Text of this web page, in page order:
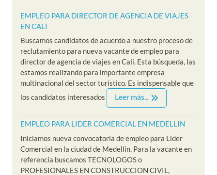
EMPLEO PARA DIRECTOR DE AGENCIA DE VIAJES
EN CALI
Buscamos candidatos de acuerdo a nuestro proceso de
reclutamiento para nueva vacante de empleo para
director de agencia de viajes en Cali. Esta búsqueda, las
estamos realizando para importante empresa
multinacional del sector turístico. Es indispensable que
los candidatos interesados
Leer más...
EMPLEO PARA LIDER COMERCIAL EN MEDELLIN
Iniciamos nueva convocatoria de empleo para Lider
Comercial en la ciudad de Medellin. Para la vacante en
referencia buscamos TECNOLOGOS o
PROFESIONALES EN CONSTRUCCION CIVIL,